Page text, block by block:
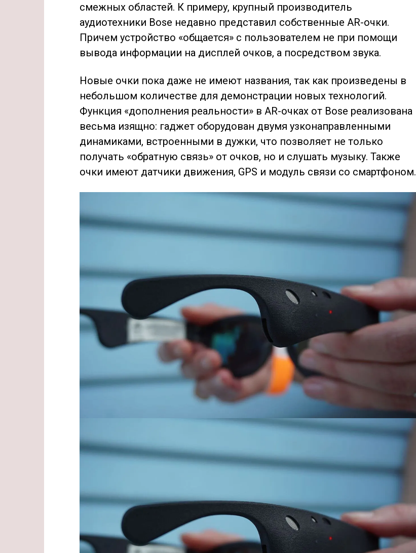
смежных областей. К примеру, крупный производитель
аудиотехники Bose недавно представил собственные AR-очки.
Причем устройство «общается» с пользователем не при помощи
вывода информации на дисплей очков, а посредством звука.
Новые очки пока даже не имеют названия, так как произведены в
небольшом количестве для демонстрации новых технологий.
Функция «дополнения реальности» в AR-очках от Bose реализована
весьма изящно: гаджет оборудован двумя узконаправленными
динамиками, встроенными в дужки, что позволяет не только
получать «обратную связь» от очков, но и слушать музыку. Также
очки имеют датчики движения, GPS и модуль связи со смартфоном.